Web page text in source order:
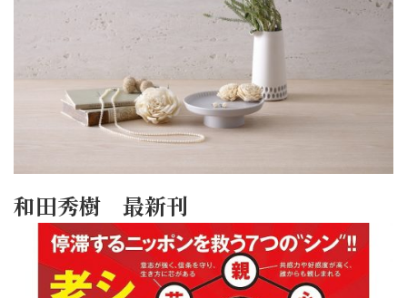
和田秀樹 最新刊